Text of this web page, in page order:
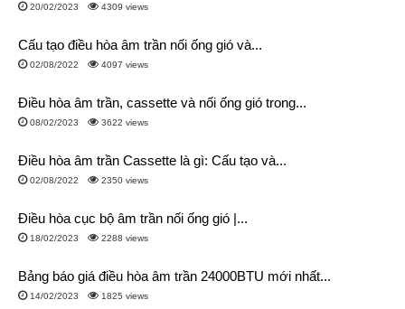
20/02/2023 4309 views
Cấu tạo điều hòa âm trần nối ống gió và...
02/08/2022 4097 views
Điều hòa âm trần, cassette và nối ống gió trong...
08/02/2023 3622 views
Điều hòa âm trần Cassette là gì: Cấu tạo và...
02/08/2022 2350 views
Điều hòa cục bộ âm trần nối ống gió |...
18/02/2023 2288 views
Bảng báo giá điều hòa âm trần 24000BTU mới nhất...
14/02/2023 1825 views